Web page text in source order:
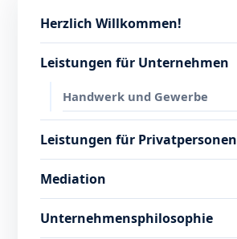
Herzlich Willkommen!
Leistungen für Unternehmen
Handwerk und Gewerbe
Leistungen für Privatpersonen
Mediation
Unternehmensphilosophie